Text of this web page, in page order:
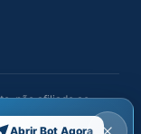
não afiliado ao
administradores.
Abrir Bot Agora